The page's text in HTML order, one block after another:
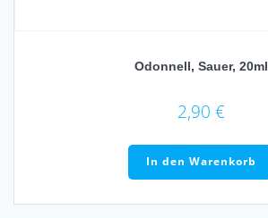
Odonnell, Sauer, 20ml
2,90 €
In den Warenkorb